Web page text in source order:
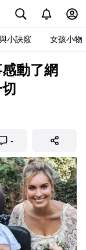
小訣竅 女孩小物
動了網
-